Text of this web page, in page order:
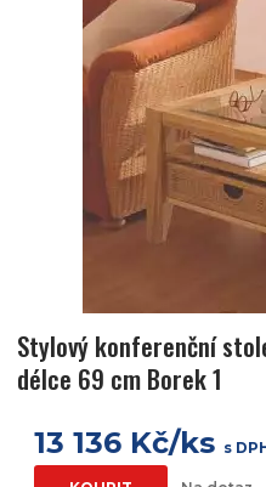
Stylový konferenční
délce 69 cm Borek 1
13 136 Kč/ks s